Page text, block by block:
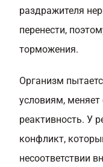
раздражителя
перенести,
торможения.
Организм
условиям,
реактивность. У
конфликт,
несоответствии